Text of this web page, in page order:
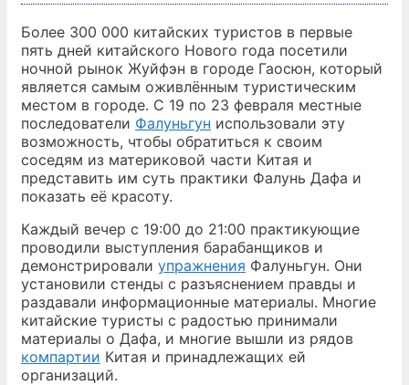
Более 300 000 китайских туристов в первые
пять дней китайского Нового года посетили
ночной рынок Жуйфэн в городе Гаосюн, который
является самым оживлённым туристическим
местом в городе. С 19 по 23 февраля местные
последователи Фалуньгун использовали эту
возможность, чтобы обратиться к своим
соседям из материковой части Китая и
представить им суть практики Фалунь Дафа и
показать её красоту.
Каждый вечер с 19:00 до 21:00 практикующие
проводили выступления барабанщиков и
демонстрировали упражнения Фалуньгун. Они
установили стенды с разъяснением правды и
раздавали информационные материалы. Многие
китайские туристы с радостью принимали
материалы о Дафа, и многие вышли из рядов
компартии Китая и принадлежащих ей
организаций.